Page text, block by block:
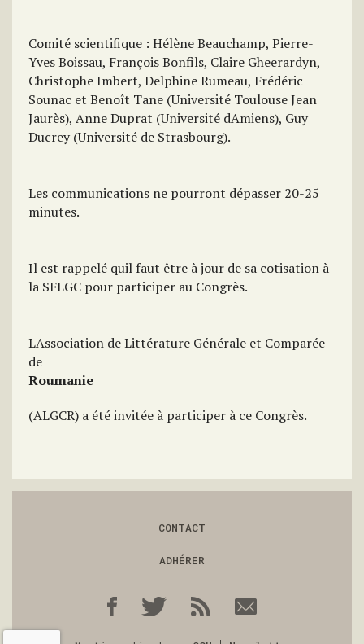
Comité scientifique : Hélène Beauchamp, Pierre-
Yves Boissau, François Bonfils, Claire Gheerardyn,
Christophe Imbert, Delphine Rumeau, Frédéric
Sounac et Benoît Tane (Université Toulouse Jean
Jaurès), Anne Duprat (Université dAmiens), Guy
Ducrey (Université de Strasbourg).
Les communications ne pourront dépasser 20-25
minutes.
Il est rappelé quil faut être à jour de sa cotisation à
la SFLGC pour participer au Congrès.
LAssociation de Littérature Générale et Comparée
de
Roumanie
(ALGCR) a été invitée à participer à ce Congrès.
CONTACT
ADHÉRER